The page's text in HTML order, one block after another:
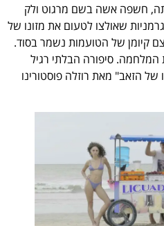
לפני מותה, חשפה אשה בשם מרגוט ולק
שאולצו לטעום את מזונו של
קיומן של הטועמות נשמר בסוד.
סיפורה הבלתי רגיל
הזאב" מאת רוזלה פוסטורינו